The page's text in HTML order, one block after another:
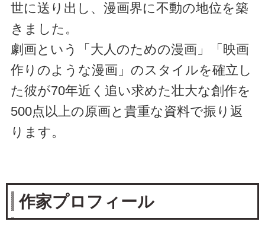
世に送り出し、漫画界に不動の地位を築
きました。
劇画という「大人のための漫画」「映画
作りのような漫画」のスタイルを確立し
た彼が70年近く追い求めた壮大な創作を
500点以上の原画と貴重な資料で振り返
ります。
作家プロフィール